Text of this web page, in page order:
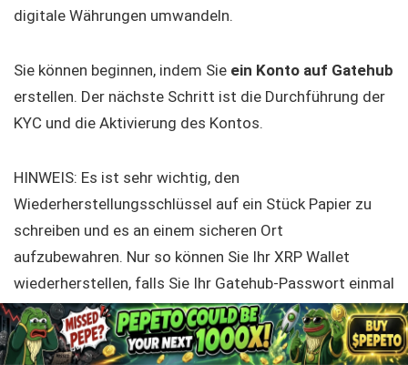
digitale Währungen umwandeln.
Sie können beginnen, indem Sie ein Konto auf Gatehub
erstellen. Der nächste Schritt ist die Durchführung der
KYC und die Aktivierung des Kontos.
HINWEIS: Es ist sehr wichtig, den
Wiederherstellungsschlüssel auf ein Stück Papier zu
schreiben und es an einem sicheren Ort
aufzubewahren. Nur so können Sie Ihr XRP Wallet
wiederherstellen, falls Sie Ihr Gatehub-Passwort einmal
vergessen sollten.